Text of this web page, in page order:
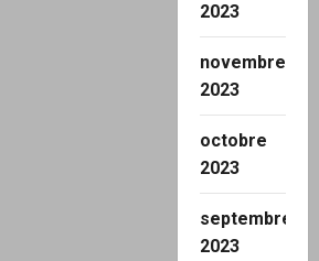
2023
novembre
2023
octobre
2023
septembre
2023